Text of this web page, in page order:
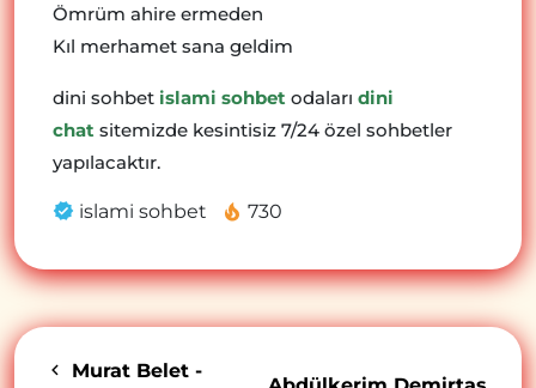
Ömrüm ahire ermeden
Kıl merhamet sana geldim
dini sohbet islami sohbet odaları dini
chat sitemizde kesintisiz 7/24 özel sohbetler
yapılacaktır.
islami sohbet 730
Murat Belet -